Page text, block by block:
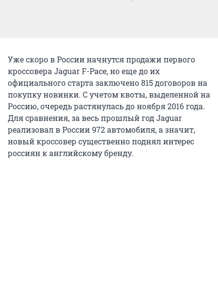
Уже скоро в России начнутся продажи первого
кроссовера Jaguar F-Pace, но еще до их
официального старта заключено 815 договоров на
покупку новинки. С учетом квоты, выделенной на
Россию, очередь растянулась до ноября 2016 года.
Для сравнения, за весь прошлый год Jaguar
реализовал в России 972 автомобиля, а значит,
новый кроссовер существенно поднял интерес
россиян к английскому бренду.